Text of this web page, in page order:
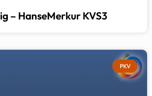
– HanseMerkur KVS3
PKV